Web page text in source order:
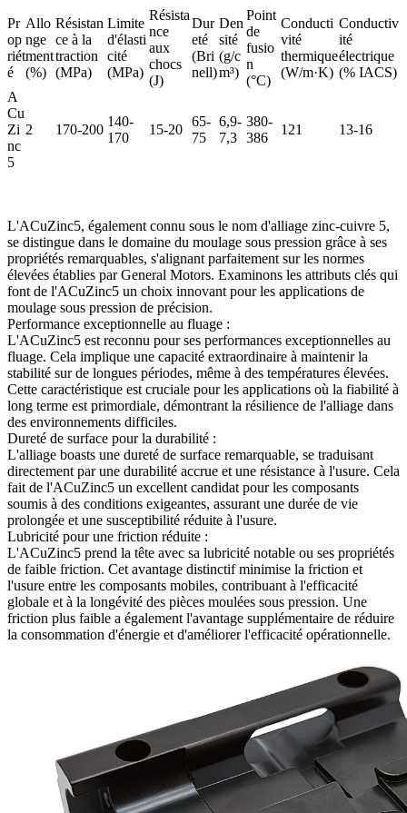
Pr
op
riét
é
Allo
nge
ment
(%)
Résistan
ce à la
traction
(MPa)
Limite
d'élasti
cité
(MPa)
Résista
nce
aux
chocs
(J)
Dur
eté
(Bri
nell)
Den
sité
(g/c
m³)
Point
de
fusio
n
(°C)
Conducti
vité
thermique
(W/m·K)
Conductiv
ité
électrique
(% IACS)
A
Cu
Zi
nc
5
2 170-200
140-
170
15-20
65-
75
6,9-
7,3
380-
386
121 13-16
L'ACuZinc5, également connu sous le nom d'alliage zinc-cuivre 5,
se distingue dans le domaine du moulage sous pression grâce à ses
propriétés remarquables, s'alignant parfaitement sur les normes
élevées établies par General Motors. Examinons les attributs clés qui
font de l'ACuZinc5 un choix innovant pour les applications de
moulage sous pression de précision.
Performance exceptionnelle au fluage :
L'ACuZinc5 est reconnu pour ses performances exceptionnelles au
fluage. Cela implique une capacité extraordinaire à maintenir la
stabilité sur de longues périodes, même à des températures élevées.
Cette caractéristique est cruciale pour les applications où la fiabilité à
long terme est primordiale, démontrant la résilience de l'alliage dans
des environnements difficiles.
Dureté de surface pour la durabilité :
L'alliage boasts une dureté de surface remarquable, se traduisant
directement par une durabilité accrue et une résistance à l'usure. Cela
fait de l'ACuZinc5 un excellent candidat pour les composants
soumis à des conditions exigeantes, assurant une durée de vie
prolongée et une susceptibilité réduite à l'usure.
Lubricité pour une friction réduite :
L'ACuZinc5 prend la tête avec sa lubricité notable ou ses propriétés
de faible friction. Cet avantage distinctif minimise la friction et
l'usure entre les composants mobiles, contribuant à l'efficacité
globale et à la longévité des pièces moulées sous pression. Une
friction plus faible a également l'avantage supplémentaire de réduire
la consommation d'énergie et d'améliorer l'efficacité opérationnelle.